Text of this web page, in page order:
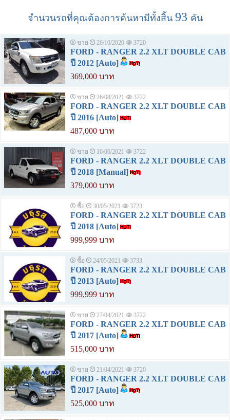
จำนวนรถที่คุณต้องการค้นหามีทั้งสิ้น 93 คัน
ขาย 26/10/2020 3720
FORD - RANGER 2.2 XLT DOUBLE CAB
ปี 2012 [Auto]
369,000 บาท
ขาย 26/08/2021 3722
FORD - RANGER 2.2 XLT DOUBLE CAB
ปี 2016 [Auto]
487,000 บาท
ขาย 16/06/2021 3722
FORD - RANGER 2.2 XLT DOUBLE CAB
ปี 2018 [Manual]
379,000 บาท
ซื้อ 30/05/2021 3723
FORD - RANGER 2.2 XLT DOUBLE CAB
ปี 2018 [Auto]
999,999 บาท
ซื้อ 24/05/2021 3733
FORD - RANGER 2.2 XLT DOUBLE CAB
ปี 2013 [Auto]
999,999 บาท
ขาย 27/04/2021 3722
FORD - RANGER 2.2 XLT DOUBLE CAB
ปี 2017 [Auto]
515,000 บาท
ขาย 21/04/2021 3720
FORD - RANGER 2.2 XLT DOUBLE CAB
ปี 2017 [Auto]
525,000 บาท